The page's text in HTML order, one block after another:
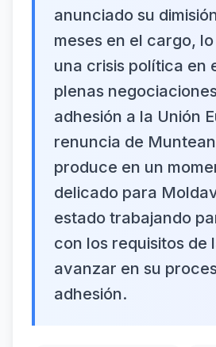
anunciado su
meses en el cargo,
una crisis política en
plenas
adhesión a la Unión
renuncia de
produce en un
delicado para
estado trabajando
con los requisitos de
avanzar en su
adhesión.